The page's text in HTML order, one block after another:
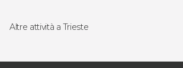
Escursioni di un giorno
Altre attività a Trieste
Tour gastronomico di Trieste